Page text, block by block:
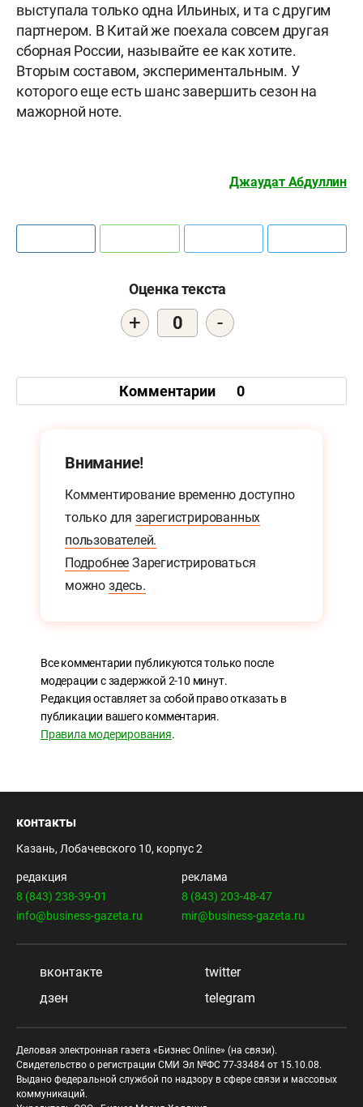
выступала только одна Ильиных, и та с другим
партнером. В Китай же поехала совсем другая
сборная России, называйте ее как хотите.
Вторым составом, экспериментальным. У
которого еще есть шанс завершить сезон на
мажорной ноте.
Джаудат Абдуллин
Оценка текста
+ 0 -
Комментарии 0
Внимание!
Комментирование временно доступно
только для зарегистрированных
пользователей.
Подробнее Зарегистрироваться
можно здесь.
Все комментарии публикуются только после
модерации с задержкой 2-10 минут.
Редакция оставляет за собой право отказать в
публикации вашего комментария.
Правила модерирования.
контакты
Казань, Лобачевского 10, корпус 2
редакция
8 (843) 238-39-01
info@business-gazeta.ru
реклама
8 (843) 203-48-47
mir@business-gazeta.ru
вконтакте
twitter
дзен
telegram
Деловая электронная газета «Бизнес Online» (на связи).
Свидетельство о регистрации СМИ Эл №ФС 77-33484 от 15.10.08.
Выдано федеральной службой по надзору в сфере связи и массовых
коммуникаций.